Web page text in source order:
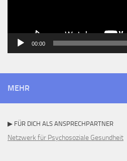
00:00
MEHR
▶ FÜR DICH ALS ANSPRECHPARTNER
Netzwerk für Psychosoziale Gesundheit